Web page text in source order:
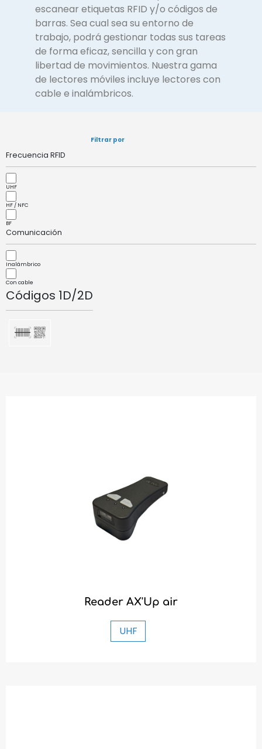
escanear etiquetas RFID y/o códigos de
barras. Sea cual sea su entorno de
trabajo, podrá gestionar todas sus tareas
de forma eficaz, sencilla y con gran
libertad de movimientos. Nuestra gama
de lectores móviles incluye lectores con
cable e inalámbricos.
Filtrar por
Frecuencia RFID
UHF
HF / NFC
BF
Comunicación
Inalámbrico
Con cable
Códigos 1D/2D
Reader AX'Up air
UHF